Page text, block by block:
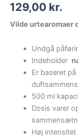
129,00 kr.
Vilde urtearomaer
Undgå
Indeholder
Er baseret
500 ml
Dosis varer
Høj